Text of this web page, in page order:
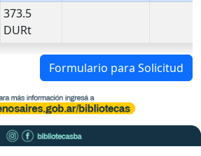
373.5
DURt
Formulario para Solicitud